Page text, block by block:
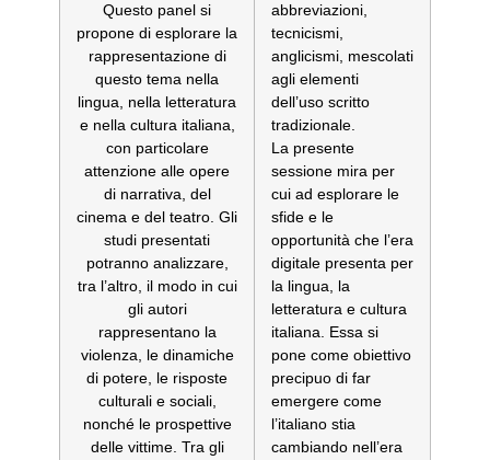
Questo panel si
propone di esplorare la
rappresentazione di
questo tema nella
lingua, nella letteratura
e nella cultura italiana,
con particolare
attenzione alle opere
di narrativa, del
cinema e del teatro. Gli
studi presentati
potranno analizzare,
tra l’altro, il modo in cui
gli autori
rappresentano la
violenza, le dinamiche
di potere, le risposte
culturali e sociali,
nonché le prospettive
delle vittime. Tra gli
abbreviazioni,
tecnicismi,
anglicismi, mescolati
agli elementi
dell’uso scritto
tradizionale.
La presente
sessione mira per
cui ad esplorare le
sfide e le
opportunità che l’era
digitale presenta per
la lingua, la
letteratura e cultura
italiana. Essa si
pone come obiettivo
precipuo di far
emergere come
l’italiano stia
cambiando nell’era